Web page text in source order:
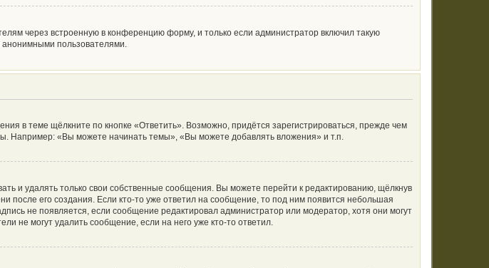
через встроенную в конференцию форму, и только если администратор включил такую
анонимными пользователями.
в теме щёлкните по кнопке «Ответить». Возможно, придётся зарегистрироваться, прежде чем
Например: «Вы можете начинать темы», «Вы можете добавлять вложения» и т.п.
и удалять только свои собственные сообщения. Вы можете перейти к редактированию, щёлкнув
после его создания. Если кто-то уже ответил на сообщение, то под ним появится небольшая
не появляется, если сообщение редактировал администратор или модератор, хотя они могут
не могут удалить сообщение, если на него уже кто-то ответил.